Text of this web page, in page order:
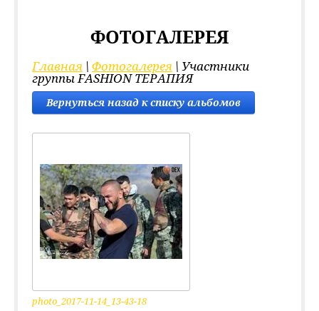
ФОТОГАЛЕРЕЯ
Главная \ Фотогалерея \ Участники
группы FASHION ТЕРАПИЯ
Вернуться назад к списку альбомов
photo_2017-11-14_13-43-18